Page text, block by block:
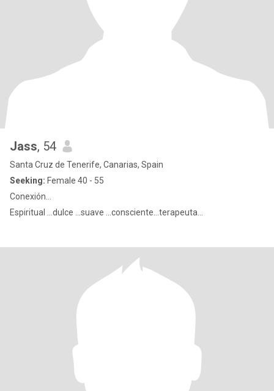
Jass, 54
Santa Cruz de Tenerife, Canarias, Spain
Seeking: Female 40 - 55
Conexión…
Espiritual …dulce …suave …consciente…terapeuta…